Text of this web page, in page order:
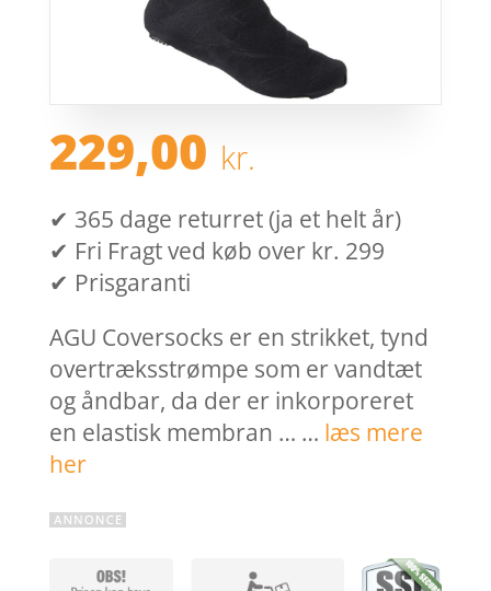
229,00 kr.
✔ 365 dage returret (ja et helt år)
✔ Fri Fragt ved køb over kr. 299
✔ Prisgaranti
AGU Coversocks er en strikket, tynd
overtræksstrømpe som er vandtæt
og åndbar, da der er inkorporeret
en elastisk membran … … læs mere
her